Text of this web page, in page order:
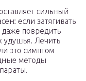
сильный
если затягивать
повредить
удушья. Лечить
это симптом
методы